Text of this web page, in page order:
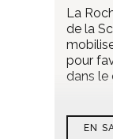
La
de la
pour
dans le
EN